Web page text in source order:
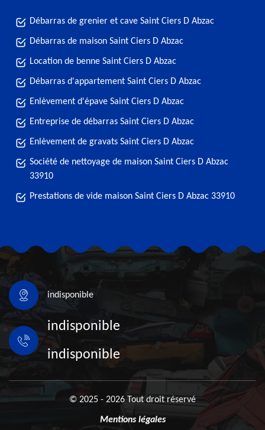
Débarras de grenier et cave Saint Ciers D Abzac
Débarras de maison Saint Ciers D Abzac
Location de benne Saint Ciers D Abzac
Débarras d'appartement Saint Ciers D Abzac
Enlèvement d'épave Saint Ciers D Abzac
Entreprise de débarras Saint Ciers D Abzac
Enlèvement de gravats Saint Ciers D Abzac
Société de nettoyage de maison Saint Ciers D Abzac
33910
Prestations de vide maison Saint Ciers D Abzac 33910
indisponible
indisponible
indisponible
© 2025 - 2026 Tout droit réservé
Mentions légales